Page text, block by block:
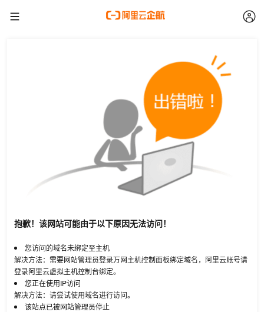
抱歉！该网站可能由于以下原因无法访问！
您访问的域名未绑定至主机
解决方法：需要网站管理员登录万网主机控制面板绑定域名，阿里云账号请
登录阿里云虚拟主机控制台绑定。
您正在使用IP访问
解决方法：请尝试使用域名进行访问。
该站点已被网站管理员停止